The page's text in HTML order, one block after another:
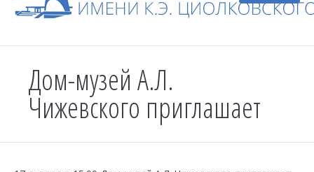
Дом-музей А.Л.
Чижевского приглашает